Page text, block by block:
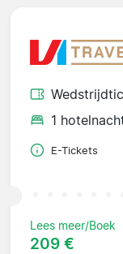
1
E-Tickets
Lees meer/Boek
209 €